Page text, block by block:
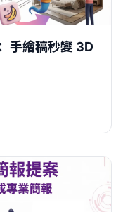
手繪稿秒變 3D